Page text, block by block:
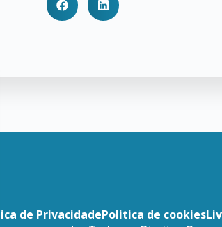
de PrivacidadePolitica de cookies